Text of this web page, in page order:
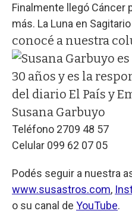
Finalmente llegó Cáncer
más. La Luna en
conocé a nuestra
Susana Garbuyo
Teléfono 2709 48 57
Celular 099 62 07 05
Podés seguir a nuestra
www.susastros.com,
o su canal de YouTube.